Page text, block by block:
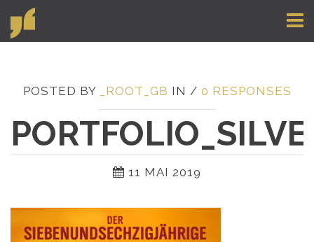
POSTED BY _ROOT_GB IN / 0 RESPONSES
11 MAI 2019